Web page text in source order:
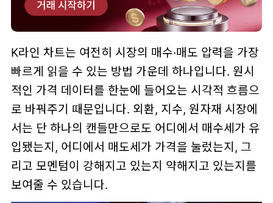
K라인 차트는 여전히 시장의 매수·매도 압력을 가장
빠르게 읽을 수 있는 방법 가운데 하나입니다. 원시
적인 가격 데이터를 한눈에 들어오는 시각적 흐름으
로 바꿔주기 때문입니다. 외환, 지수, 원자재 시장에
서는 단 하나의 캔들만으로도 어디에서 매수세가 유
입됐는지, 어디에서 매도세가 가격을 눌렀는지, 그
리고 모멘텀이 강해지고 있는지 약해지고 있는지를
보여줄 수 있습니다.